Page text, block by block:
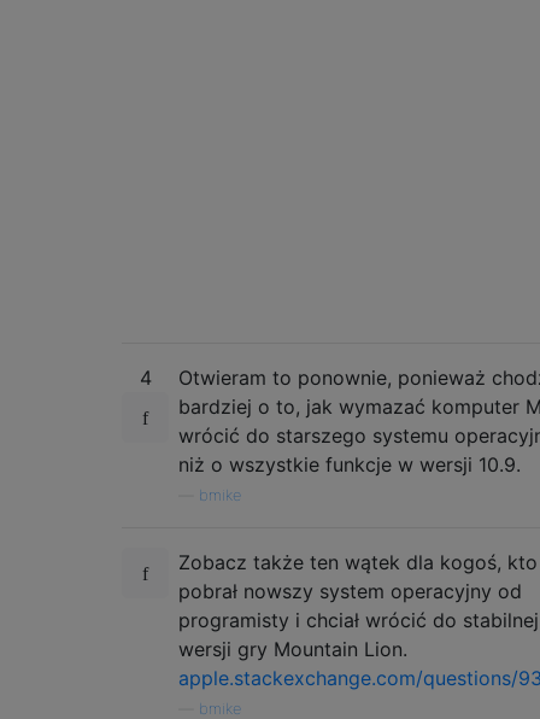
4
Otwieram to ponownie, ponieważ
bardziej o to, jak wymazać komputer
wrócić do starszego systemu
niż o wszystkie funkcje w wersji 10.9.
bmike
Zobacz także ten wątek dla kogoś, kto
pobrał nowszy system operacyjny od
programisty i chciał wrócić do stabilnej
wersji gry Mountain Lion.
apple.stackexchange.com/questions/
bmike